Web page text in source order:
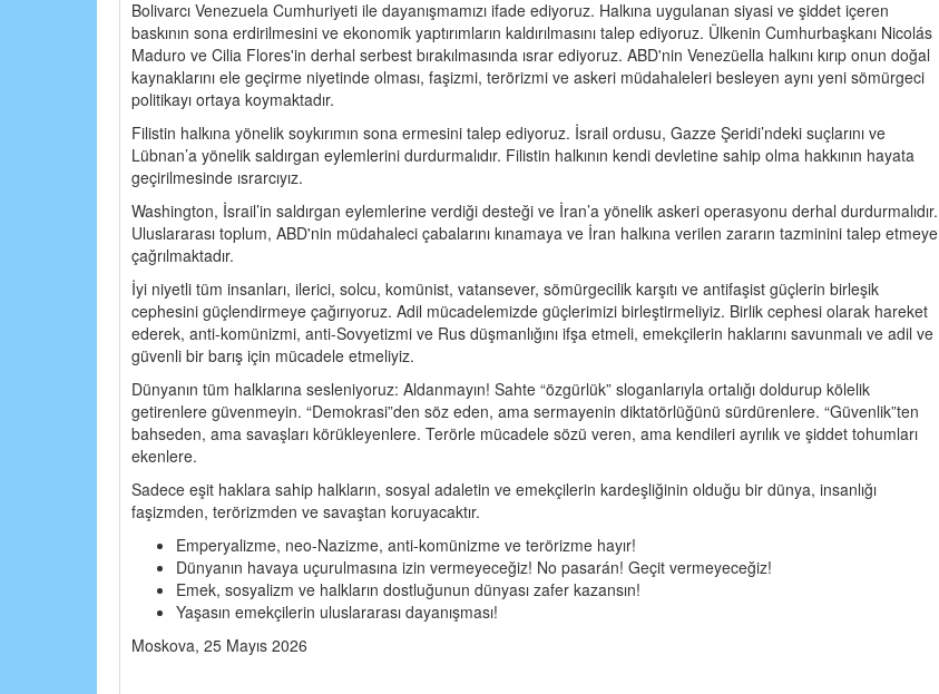
Bolivarcı Venezuela Cumhuriyeti ile dayanışmamızı ifade ediyoruz. Halkına uygulanan siyasi ve şiddet içeren
baskının sona erdirilmesini ve ekonomik yaptırımların kaldırılmasını talep ediyoruz. Ülkenin Cumhurbaşkanı Nicolás
Maduro ve Cilia Flores'in derhal serbest bırakılmasında ısrar ediyoruz. ABD'nin Venezüella halkını kırıp onun doğal
kaynaklarını ele geçirme niyetinde olması, faşizmi, terörizmi ve askeri müdahaleleri besleyen aynı yeni sömürgeci
politikayı ortaya koymaktadır.
Filistin halkına yönelik soykırımın sona ermesini talep ediyoruz. İsrail ordusu, Gazze Şeridi’ndeki suçlarını ve
Lübnan’a yönelik saldırgan eylemlerini durdurmalıdır. Filistin halkının kendi devletine sahip olma hakkının hayata
geçirilmesinde ısrarcıyız.
Washington, İsrail’in saldırgan eylemlerine verdiği desteği ve İran’a yönelik askeri operasyonu derhal durdurmalıdır.
Uluslararası toplum, ABD'nin müdahaleci çabalarını kınamaya ve İran halkına verilen zararın tazminini talep etmeye
çağrılmaktadır.
İyi niyetli tüm insanları, ilerici, solcu, komünist, vatansever, sömürgecilik karşıtı ve antifaşist güçlerin birleşik
cephesini güçlendirmeye çağırıyoruz. Adil mücadelemizde güçlerimizi birleştirmeliyiz. Birlik cephesi olarak hareket
ederek, anti-komünizmi, anti-Sovyetizmi ve Rus düşmanlığını ifşa etmeli, emekçilerin haklarını savunmalı ve adil ve
güvenli bir barış için mücadele etmeliyiz.
Dünyanın tüm halklarına sesleniyoruz: Aldanmayın! Sahte “özgürlük” sloganlarıyla ortalığı doldurup kölelik
getirenlere güvenmeyin. “Demokrasi”den söz eden, ama sermayenin diktatörlüğünü sürdürenlere. “Güvenlik”ten
bahseden, ama savaşları körükleyenlere. Terörle mücadele sözü veren, ama kendileri ayrılık ve şiddet tohumları
ekenlere.
Sadece eşit haklara sahip halkların, sosyal adaletin ve emekçilerin kardeşliğinin olduğu bir dünya, insanlığı
faşizmden, terörizmden ve savaştan koruyacaktır.
Emperyalizme, neo-Nazizme, anti-komünizme ve terörizme hayır!
Dünyanın havaya uçurulmasına izin vermeyeceğiz! No pasarán! Geçit vermeyeceğiz!
Emek, sosyalizm ve halkların dostluğunun dünyası zafer kazansın!
Yaşasın emekçilerin uluslararası dayanışması!
Moskova, 25 Mayıs 2026